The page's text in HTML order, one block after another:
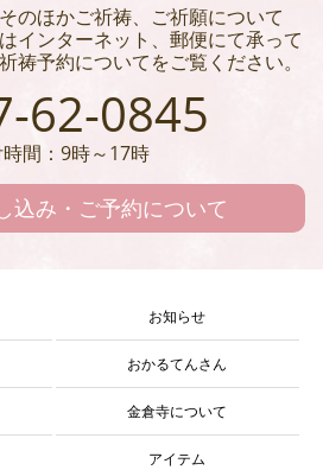
のほかご祈祷、ご祈願について
インターネット、郵便にて承って
祷予約についてをご覧ください。
62-0845
間：9時～17時
込み・ご予約について
お知らせ
おかるてんさん
金倉寺について
アイテム